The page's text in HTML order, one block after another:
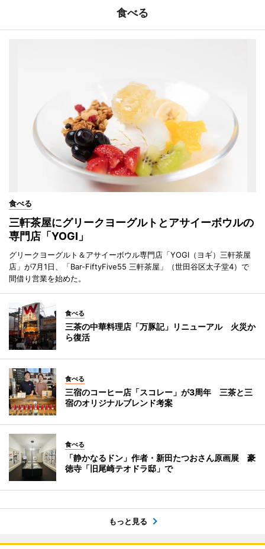
食べる
食べる
三軒茶屋にグリークヨーグルトとアサイーボウルの
専門店「YOGI」
グリークヨーグルト＆アサイーボウル専門店「YOGI（ヨギ）三軒茶屋
店」が7月1日、「Bar-FiftyFive55 三軒茶屋」（世田谷区太子堂4）で
間借り営業を始めた。
食べる
三茶の中華料理店「万豚記」リニューアル 火災か
ら復活
食べる
三宿のコーヒー店「スコレー」が3周年 三茶と三
宿のオリジナルブレンド考案
食べる
「静かなるドン」作者・新田たつおさん原画展 豪
徳寺「旧尾崎テオドラ邸」で
もっと見る